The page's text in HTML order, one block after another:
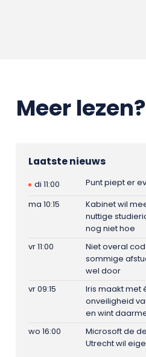
Meer lezen?
Laatste nieuws
di 11:00
Punt piept er
ma 10:15
Kabinet wil
nuttige
nog niet hoe
vr 11:00
Niet overal
sommige
wel door
vr 09:15
Iris maakt met
onveiligheid
en wint
wo 16:00
Microsoft de
Utrecht wil